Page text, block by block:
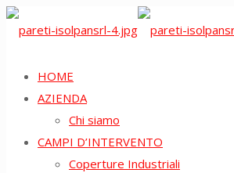
HOME
AZIENDA
Chi siamo
CAMPI D’INTERVENTO
Coperture Industriali